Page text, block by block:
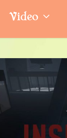
Video